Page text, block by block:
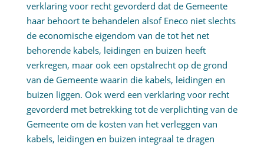
verklaring voor recht gevorderd dat de Gemeente
haar behoort te behandelen alsof Eneco niet slechts
de economische eigendom van de tot het net
behorende kabels, leidingen en buizen heeft
verkregen, maar ook een opstalrecht op de grond
van de Gemeente waarin die kabels, leidingen en
buizen liggen. Ook werd een verklaring voor recht
gevorderd met betrekking tot de verplichting van de
Gemeente om de kosten van het verleggen van
kabels, leidingen en buizen integraal te dragen